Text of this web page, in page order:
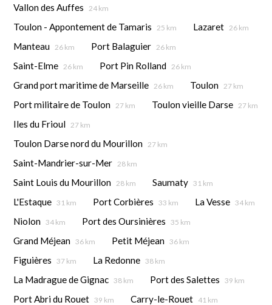
Vallon des Auffes 24 km
Toulon - Appontement de Tamaris 25 km Lazaret 26 km
Manteau 26 km Port Balaguier 26 km
Saint-Elme 26 km Port Pin Rolland 26 km
Grand port maritime de Marseille 26 km Toulon 27 km
Port militaire de Toulon 27 km Toulon vieille Darse 27 km
Iles du Frioul 27 km
Toulon Darse nord du Mourillon 27 km
Saint-Mandrier-sur-Mer 28 km
Saint Louis du Mourillon 28 km Saumaty 31 km
L'Estaque 31 km Port Corbières 33 km La Vesse 34 km
Niolon 34 km Port des Oursinières 35 km
Grand Méjean 36 km Petit Méjean 36 km
Figuières 37 km La Redonne 38 km
La Madrague de Gignac 38 km Port des Salettes 39 km
Port Abri du Rouet 39 km Carry-le-Rouet 41 km